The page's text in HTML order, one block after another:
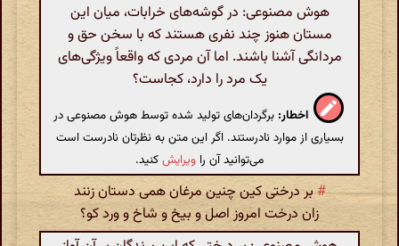
هوش مصنوعی: در گوشه‌های خرابات، میان این
مستان هنوز چند نفری هستند که با سخن حق و
مردانگی آشنا باشند. اما آن مردی که واقعاً ویژگی‌های
یک مرد را دارد، کجاست؟
اخطار: برگردان‌های تولید شده توسط هوش مصنوعی در
بسیاری از موارد نادرستند. اگر این متن به نظرتان نادرست است
می‌توانید آن را ویرایشکنید.
#بر درختی کین چنین مرغان همی دستان زنند
زان درخت امروز اصل و بیخ و شاخ و ورد کو؟